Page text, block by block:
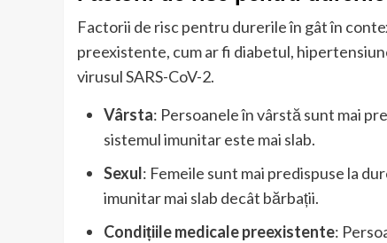
Factorii de risc pentru durerile în gât în
preexistente, cum ar fi diabetul,
virusul SARS-CoV-2.
Vârsta: Persoanele în vârstă sunt mai
sistemul imunitar este mai slab.
Sexul: Femeile sunt mai predispuse la
imunitar mai slab decât bărbații.
Condițiile medicale preexistente: